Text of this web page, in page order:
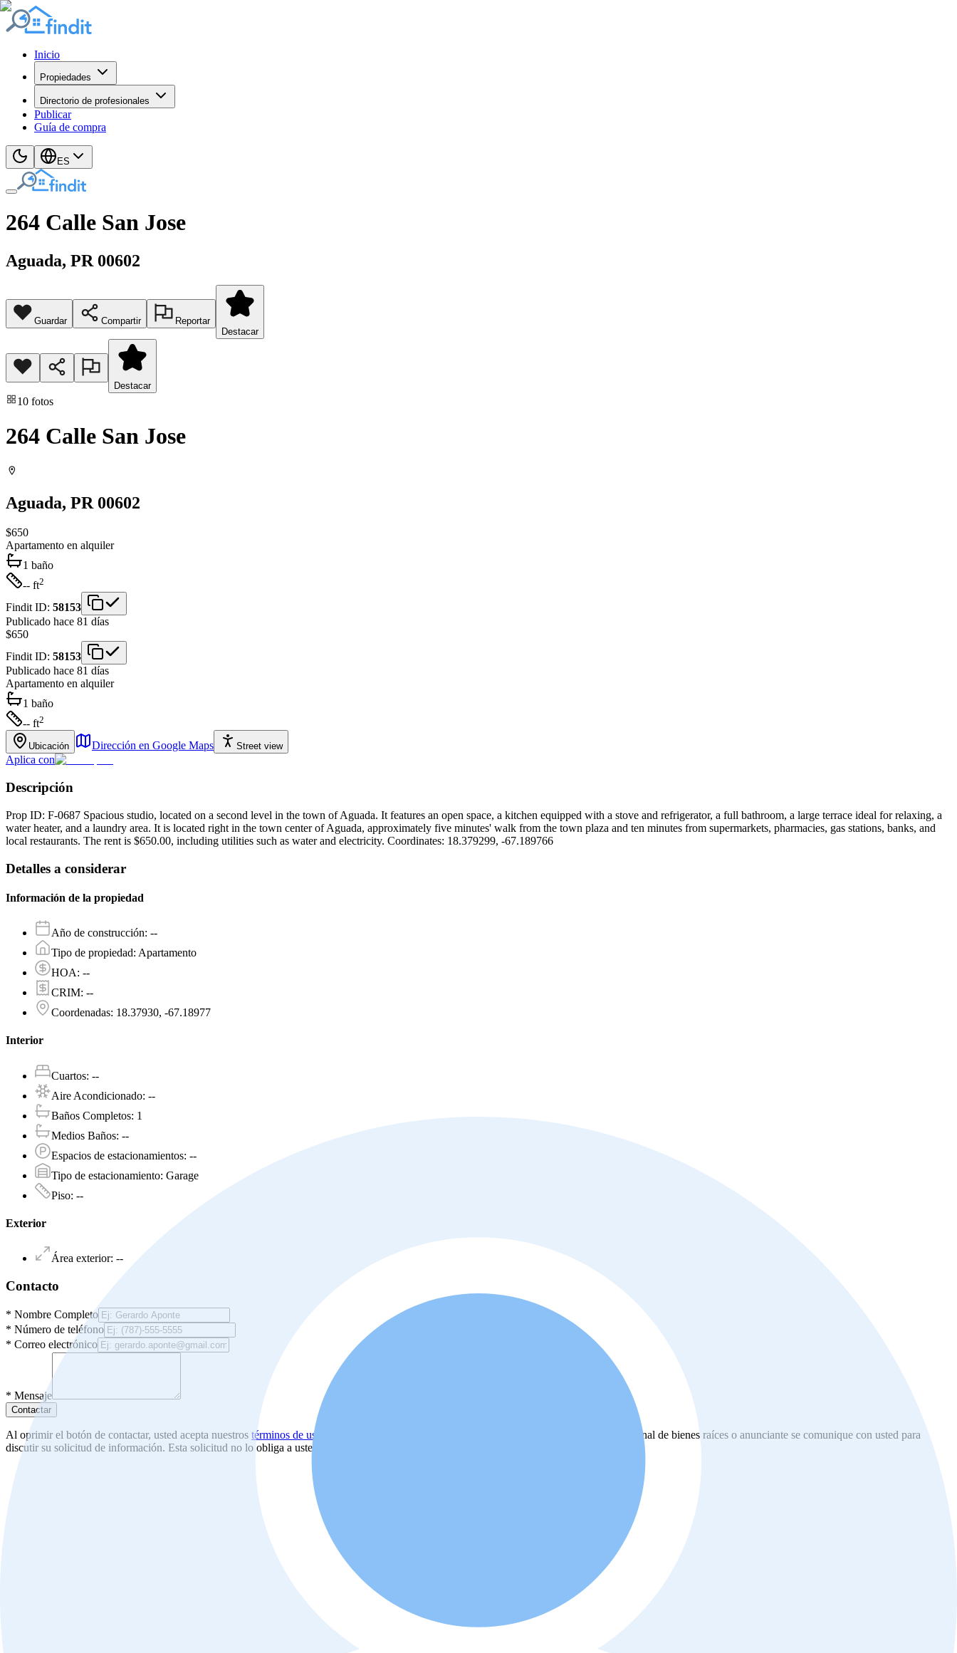
Inicio
Propiedades
Directorio de profesionales
Publicar
Guía de compra
ES
264 Calle San Jose
Aguada, PR 00602
Guardar Compartir
Reportar
Destacar
Destacar
10 fotos
264 Calle San Jose
Aguada, PR 00602
$650
Apartamento en alquiler
1 baño
-- ft2
Findit ID: 58153
Publicado hace 81 días
$650
Findit ID: 58153
Publicado hace 81 días
Apartamento en alquiler
1 baño
-- ft2
Ubicación Dirección en Google Maps Street view
Aplica con
Descripción
Prop ID: F-0687 Spacious studio, located on a second level in the town of Aguada. It features an open space, a kitchen equipped with a stove and refrigerator, a full bathroom, a large terrace ideal for relaxing, a
water heater, and a laundry area. It is located right in the town center of Aguada, approximately five minutes' walk from the town plaza and ten minutes from supermarkets, pharmacies, gas stations, banks, and
local restaurants. The rent is $650.00, including utilities such as water and electricity. Coordinates: 18.379299, -67.189766
Detalles a considerar
Información de la propiedad
Año de construcción: --
Tipo de propiedad: Apartamento
HOA: --
CRIM: --
Coordenadas: 18.37930, -67.18977
Interior
Cuartos: --
Aire Acondicionado: --
Baños Completos: 1
Medios Baños: --
Espacios de estacionamientos: --
Tipo de estacionamiento: Garage
Piso: --
Exterior
Área exterior: --
Contacto
* Nombre Completo
* Número de teléfono
* Correo electrónico
* Mensaje
Contactar
Al oprimir el botón de contactar, usted acepta nuestros términos de uso
. Además, usted está de acuerdo que el profesional de bienes raíces o anunciante se comunique con usted para
discutir su solicitud de información. Esta solicitud no lo obliga a usted a comprar o alquilar la propiedad.